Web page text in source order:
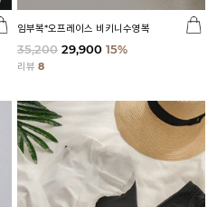
임부복*오프레이스 비키니수영복
35,200 29,900 15%
리뷰 8